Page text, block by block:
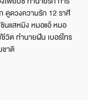
ดูดวงความรัก 12 ราศี
นแสหมิง หมอแอ้ หมอ
ต ทำนายฝัน เบอร์โทร
ชาติ